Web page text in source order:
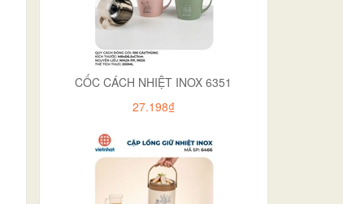
CỐC CÁCH NHIỆT INOX 6351
27.198₫